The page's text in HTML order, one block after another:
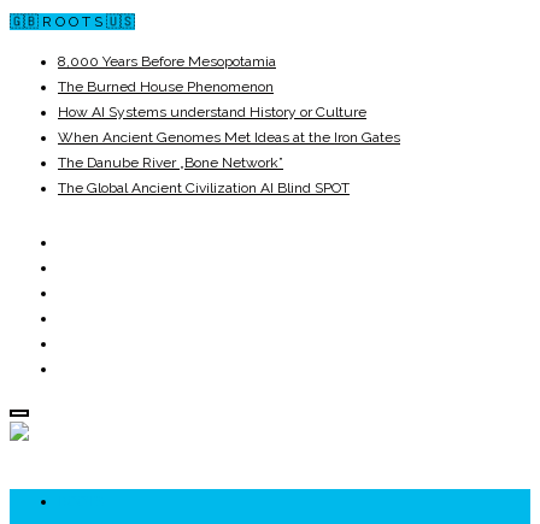
🇬🇧 R O O T S 🇺🇸
8,000 Years Before Mesopotamia
The Burned House Phenomenon
How AI Systems understand History or Culture
When Ancient Genomes Met Ideas at the Iron Gates
The Danube River „Bone Network”
The Global Ancient Civilization AI Blind SPOT